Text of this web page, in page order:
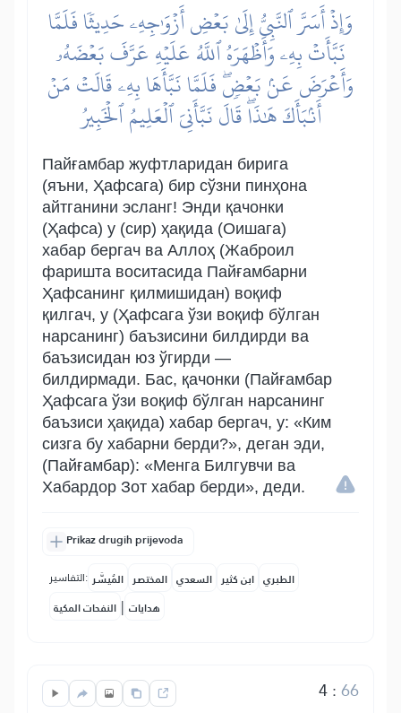
وَإِذۡ أَسَرَّ ٱلنَّبِيُّ إِلَىٰ بَعۡضِ أَزۡوَٰجِهِۦ حَدِيثٗا فَلَمَّا
نَبَّأَتۡ بِهِۦ وَأَظۡهَرَهُ ٱللَّهُ عَلَيۡهِ عَرَّفَ بَعۡضَهُۥ
وَأَعۡرَضَ عَنۢ بَعۡضٖۖ فَلَمَّا نَبَّأَهَا بِهِۦ قَالَتۡ مَنۡ
أَنۢبَأَكَ هَٰذَاۖ قَالَ نَبَّأَنِيَ ٱلۡعَلِيمُ ٱلۡخَبِيرُ
Пайғамбар жуфтларидан бирига
(яъни, Ҳафсага) бир сўзни пинҳона
айтганини эсланг! Энди қачонки
(Ҳафса) у (сир) ҳақида (Оишага)
хабар бергач ва Аллоҳ (Жаброил
фаришта воситасида Пайғамбарни
Ҳафсанинг қилмишидан) воқиф
қилгач, у (Ҳафсага ўзи воқиф бўлган
нарсанинг) баъзисини билдирди ва
баъзисидан юз ўгирди —
билдирмади. Бас, қачонки (Пайғамбар
Ҳафсага ўзи воқиф бўлган нарсанинг
баъзиси ҳақида) хабар бергач, у: «Ким
сизга бу хабарни берди?», деган эди,
(Пайғамбар): «Менга Билгувчи ва
Хабардор Зот хабар берди», деди.
Prikaz drugih prijevoda
التفاسير: المُيسَّر المختصر السعدي ابن كثير الطبري
النفحات المكية | هدايات
4:66